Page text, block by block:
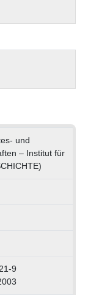
und
– Institut für
9